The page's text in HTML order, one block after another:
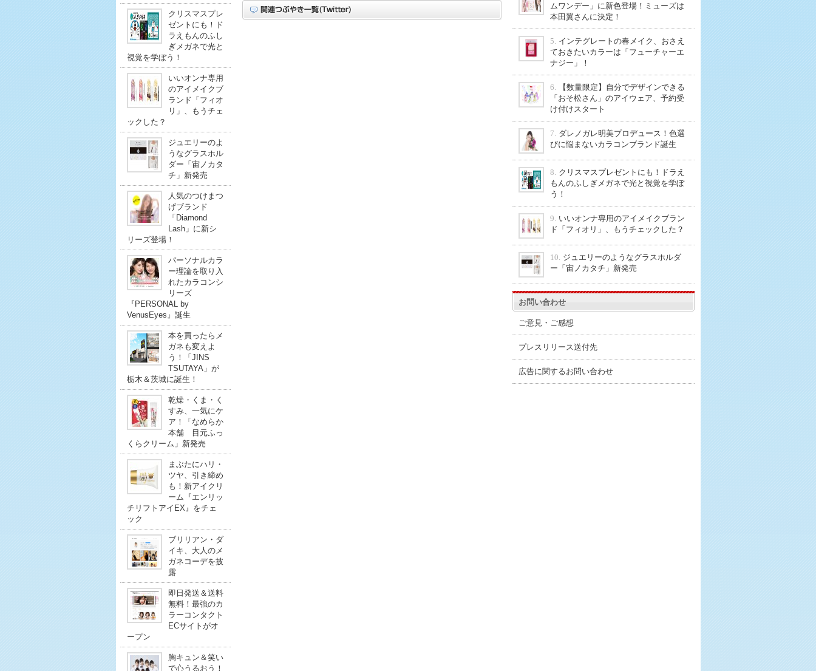
クリスマスプレ
ゼントにも！ド
ラえもんのふし
ぎメガネで光と
視覚を学ぼう！
いいオンナ専用
のアイメイクブ
ランド「フィオ
リ」、もうチェ
ックした？
ジュエリーのよ
うなグラスホル
ダー「宙ノカタ
チ」新発売
人気のつけまつ
げブランド
「Diamond
Lash」に新シ
リーズ登場！
パーソナルカラ
ー理論を取り入
れたカラコンシ
リーズ
『PERSONAL by
VenusEyes』誕生
本を買ったらメ
ガネも変えよ
う！「JINS
TSUTAYA」が
栃木＆茨城に誕生！
乾燥・くま・く
すみ、一気にケ
ア！「なめらか
本舗 目元ふっ
くらクリーム」新発売
まぶたにハリ・
ツヤ、引き締め
も！新アイクリ
ーム『エンリッ
チリフトアイEX』をチェ
ック
ブリリアン・ダ
イキ、大人のメ
ガネコーデを披
露
即日発送＆送料
無料！最強のカ
ラーコンタクト
ECサイトがオ
ープン
胸キュン＆笑い
で心うるおう！
ムワンデー」に新色登場！ミューズは
本田翼さんに決定！
5. インテグレートの春メイク、おさえ
ておきたいカラーは「フューチャーエ
ナジー」！
6.
【数量限定】自分でデザインできる
「おそ松さん」のアイウェア、予約受
け付けスタート
7. ダレノガレ明美プロデュース！色選
びに悩まないカラコンブランド誕生
8. クリスマスプレゼントにも！ドラえ
もんのふしぎメガネで光と視覚を学ぼ
う！
9. いいオンナ専用のアイメイクブラン
ド「フィオリ」、もうチェックした？
10. ジュエリーのようなグラスホルダ
ー「宙ノカタチ」新発売
お問い合わせ
ご意見・ご感想
プレスリリース送付先
広告に関するお問い合わせ